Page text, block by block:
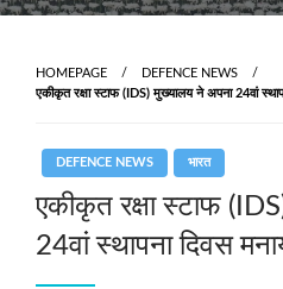
HOMEPAGE
DEFENCE NEWS
एकीकृत रक्षा स्टाफ (IDS) मुख्यालय ने अपना 24वां
DEFENCE NEWS भारत
एकीकृत रक्षा स्टाफ
24वां स्थापना दिवस